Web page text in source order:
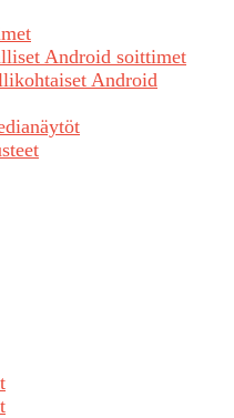
Android soittimet
Android